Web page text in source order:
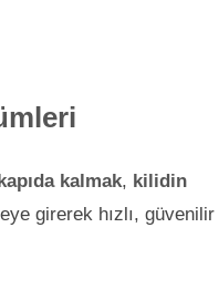
kalmak, kilidin
girerek hızlı, güvenilir